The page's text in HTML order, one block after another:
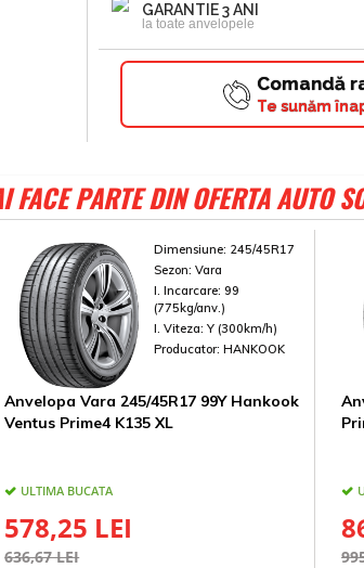
GARANTIE 3 ANI
la toate anvelopele
Comandă
Te sunăm
PARTE DIN OFERTA AUTO
Dimensiune: 245/45R17
Sezon: Vara
I. Incarcare: 99
(775kg/anv.)
I. Viteza: Y (300km/h)
Producator: HANKOOK
Anvelopa Vara 245/45R17 99Y Hankook
Ventus Prime4 K135 XL
ULTIMA BUCATA
578,25 LEI
636,67 LEI